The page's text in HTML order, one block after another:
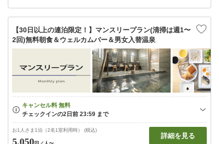
【30日以上の連泊限定！】マンスリープラン(清掃は週1〜
2回)無料朝食＆ウェルカムバー＆男女入替温泉
お1人さま1泊（2名1室利用時） (税込)
5,050
詳細を見る